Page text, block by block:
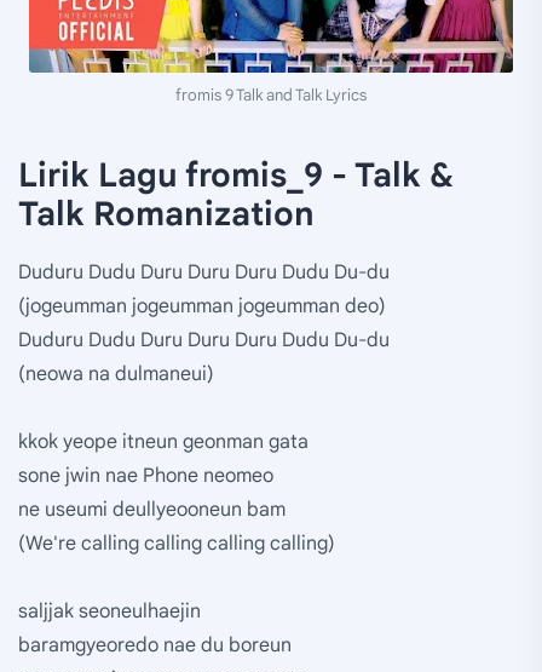
fromis 9 Talk and Talk Lyrics
Lirik Lagu fromis_9 - Talk &
Talk Romanization
Duduru Dudu Duru Duru Duru Dudu Du-du
(jogeumman jogeumman jogeumman deo)
Duduru Dudu Duru Duru Duru Dudu Du-du
(neowa na dulmaneui)
kkok yeope itneun geonman gata
sone jwin nae Phone neomeo
ne useumi deullyeooneun bam
(We're calling calling calling calling)
saljjak seoneulhaejin
baramgyeoredo nae du boreun